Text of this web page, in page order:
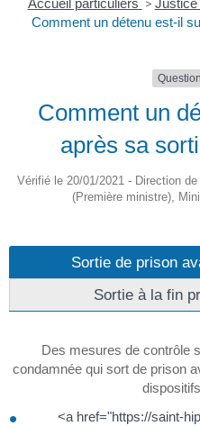
Accueil particuliers > Justice
Comment un détenu est-il
Comment un
après sa
Vérifié le 20/01/2021 - Direction
(Première ministre),
Sortie de prison
Sortie à la fin
Des mesures de contrôle
condamnée qui sort de prison
<a href="https://saint-